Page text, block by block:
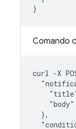
Comando
curl -X
  },